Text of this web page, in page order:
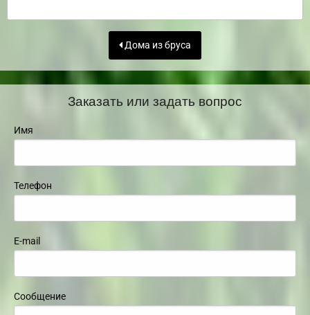
Дома из бруса
Заказать или задать вопрос
Имя
Телефон
E-mail
Сообщение